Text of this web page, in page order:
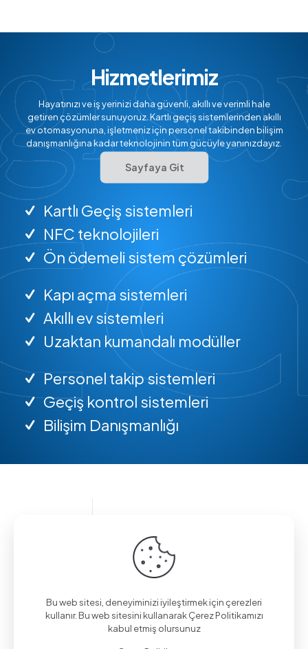
Hizmetlerimiz
Hayatınızı ve iş yerinizi daha güvenli, akıllı ve verimli hale
getiren çözümler sunuyoruz. Kartlı geçiş sistemlerinden akıllı
ev otomasyonuna, işletmeniz için personel takibinden bilişim
danışmanlığına kadar teknolojinin tüm gücüyle yanınızdayız.
Sayfaya Git
Kartlı Geçiş sistemleri
NFC teknolojileri
Ön ödemeli sistem çözümleri
Kapı açma sistemleri
Akıllı ev sistemleri
Uzaktan kumandalı modüller
Personel takip sistemleri
Geçiş kontrol sistemleri
Bilişim Danışmanlığı
Bilgi almak için arayın.
(0312) 325 02 01
Bu web sitesi, deneyiminizi iyileştirmek için çerezleri
kullanır. Bu web sitesini kullanarak Çerez Politikamızı
kabul etmiş olursunuz